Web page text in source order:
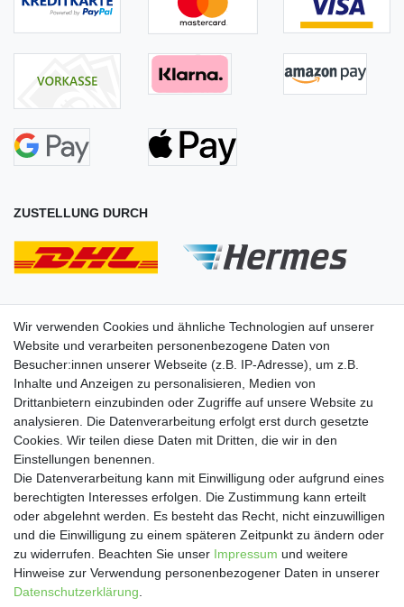
ZUSTELLUNG DURCH
SOCIAL
Wir verwenden Cookies und ähnliche Technologien auf unserer
Website und verarbeiten personenbezogene Daten von
Besucher:innen unserer Webseite (z.B. IP-Adresse), um z.B.
Inhalte und Anzeigen zu personalisieren, Medien von
Drittanbietern einzubinden oder Zugriffe auf unsere Website zu
analysieren. Die Datenverarbeitung erfolgt erst durch gesetzte
Cookies. Wir teilen diese Daten mit Dritten, die wir in den
Einstellungen benennen.
Die Datenverarbeitung kann mit Einwilligung oder aufgrund eines
berechtigten Interesses erfolgen. Die Zustimmung kann erteilt
oder abgelehnt werden. Es besteht das Recht, nicht einzuwilligen
und die Einwilligung zu einem späteren Zeitpunkt zu ändern oder
zu widerrufen. Beachten Sie unser Impressum und weitere
Hinweise zur Verwendung personenbezogener Daten in unserer
Daten­schutz­erklärung